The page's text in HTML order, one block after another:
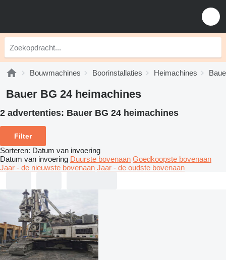
Bouwmachines Boorinstallaties Heimachines
Bauer BG 24 heimachines
2 advertenties: Bauer BG 24 heimachines
Filter
Sorteren: Datum van invoering
Datum van invoering Duurste bovenaan Goedkoopste bovenaan
Jaar - de nieuwste bovenaan Jaar - de oudste bovenaan